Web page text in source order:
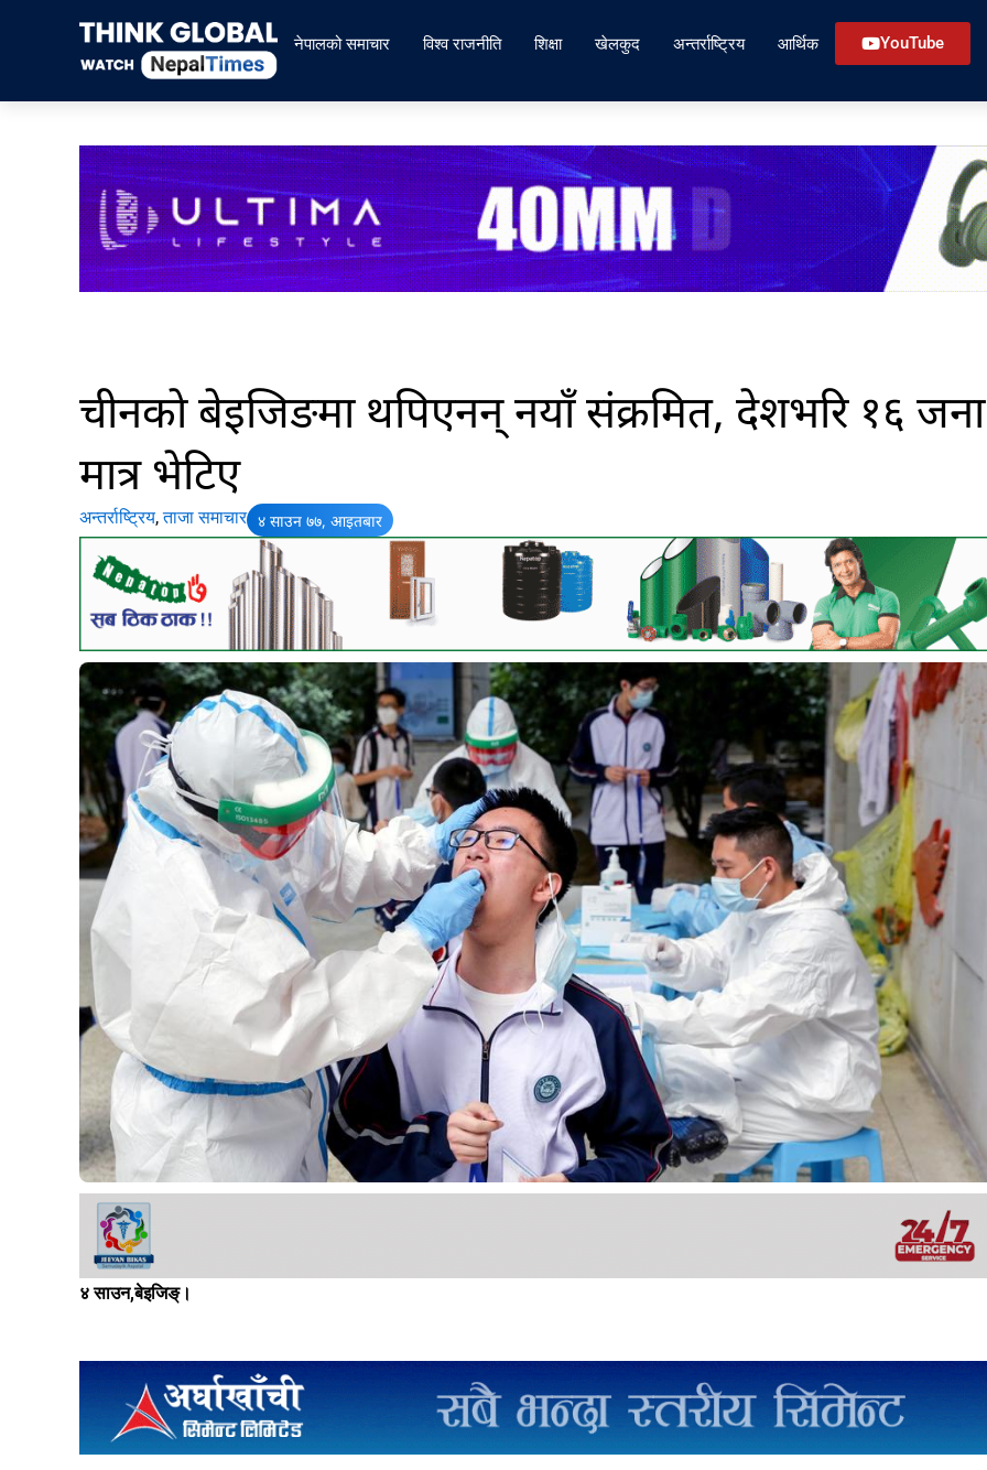
नेपालको समाचार विश्व राजनीति शिक्षा खेलकुद अन्तर्राष्ट्रिय आर्थिक YouTube
चीनकाे बेइजिङमा थपिएनन् नयाँ संक्रमित, देशभरि १६ जना
मात्र भेटिए
अन्तर्राष्ट्रिय,ताजा समाचार ४ साउन ७७, आइतबार
४ साउन,बेइजिङ्।